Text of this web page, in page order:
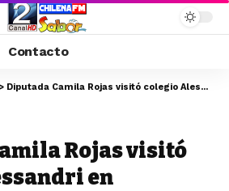
Contacto
> Diputada Camila Rojas visitó colegio Alessandri en Algarrobo
Rojas visitó
en